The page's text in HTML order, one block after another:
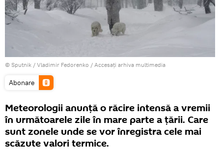
© Sputnik / Vladimir Fedorenko / Accesați arhiva multimedia
Abonare
Meteorologii anunţă o răcire intensă a vremii
în următoarele zile în mare parte a ţării. Care
sunt zonele unde se vor înregistra cele mai
scăzute valori termice.